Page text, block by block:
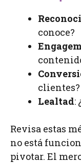
conoce?
clientes?
Lealtad:
Revisa estas
no está
pivotar. El